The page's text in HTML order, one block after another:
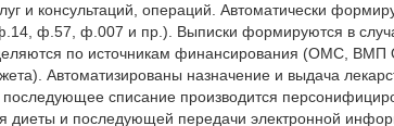
и консультаций, операций. Автоматически
ф.57, ф.007 и пр.). Выписки формируются в
по источникам финансирования (ОМС,
Автоматизированы назначение и выдача
последующее списание производится
диеты и последующей передачи электронной